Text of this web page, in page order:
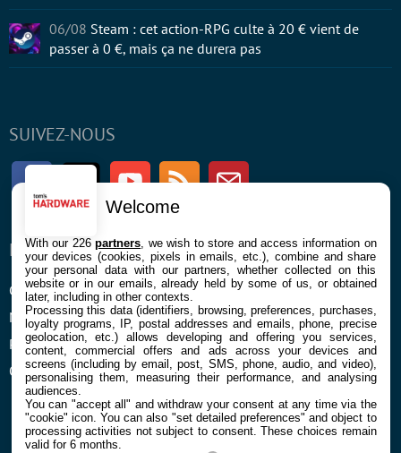
SUIVEZ-NOUS
FacebookTwitter Youtube RSS Newsletter
ENTREPRISE
Confidentialité et Cookies
Mentions légales et CGU
Préférences Cookies
Qui sommes nous
À PROPOS
Contact
06/08 Steam : cet action-RPG culte à 20 € vient de
passer à 0 €, mais ça ne durera pas
Welcome
With our 226partners , we wish to store and access information on
your devices (cookies, pixels in emails, etc.), combine and share
your personal data with our partners, whether collected on this
website or in our emails, already held by some of us, or obtained
later, including in other contexts.
Processing this data (identifiers, browsing, preferences, purchases,
loyalty programs, IP, postal addresses and emails, phone, precise
geolocation, etc.) allows developing and offering you services,
content, commercial offers and ads across your devices and
screens (including by email, post, SMS, phone, audio, and video),
personalising them, measuring their performance, and analysing
audiences.
You can "accept all" and withdraw your consent at any time via the
"cookie" icon. You can also "set detailed preferences" and object to
processing activities not subject to consent. These choices remain
valid for 6 months.